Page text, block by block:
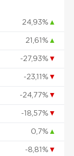
24,93% ▲
21,61% ▲
-27,93% ▼
-23,11% ▼
-24,77% ▼
-18,57% ▼
0,7% ▲
-8,81% ▼